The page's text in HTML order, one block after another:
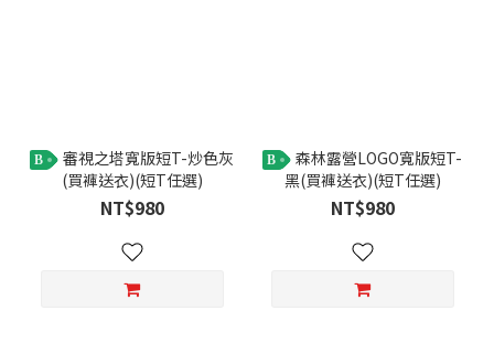
B
(買褲送衣)(短T任選)
NT$980
B
黑(買褲送衣)(短T任選)
NT$980